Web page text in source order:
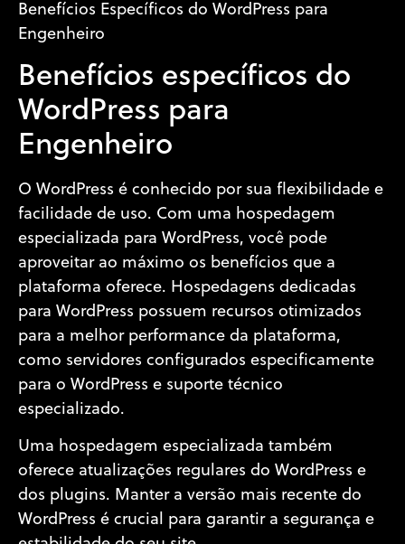
Benefícios Específicos do WordPress para
Engenheiro
Benefícios específicos do
WordPress para
Engenheiro
O WordPress é conhecido por sua flexibilidade e
facilidade de uso. Com uma hospedagem
especializada para WordPress, você pode
aproveitar ao máximo os benefícios que a
plataforma oferece. Hospedagens dedicadas
para WordPress possuem recursos otimizados
para a melhor performance da plataforma,
como servidores configurados especificamente
para o WordPress e suporte técnico
especializado.
Uma hospedagem especializada também
oferece atualizações regulares do WordPress e
dos plugins. Manter a versão mais recente do
WordPress é crucial para garantir a segurança e